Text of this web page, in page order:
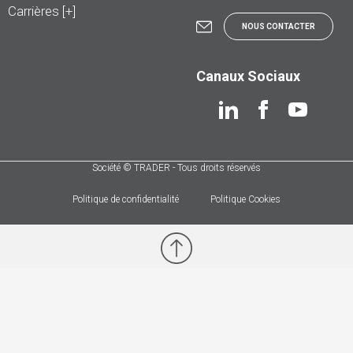
Carrières [+]
NOUS CONTACTER
Canaux Sociaux
Société © TRADER - Tous droits réservés
Politique de confidentialité Politique Cookies